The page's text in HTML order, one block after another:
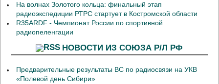
На волнах Золотого кольца: финальный этап
радиоэкспедиции РТРС стартует в Костромской области
R35ARDF - Чемпионат России по спортивной
радиопеленгации
НОВОСТИ ИЗ СОЮЗА Р/Л РФ
Предварительные результаты ВС по радиосвязи на УКВ
«Полевой день Сибири»